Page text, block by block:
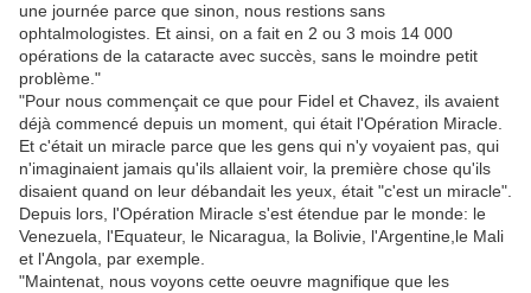
une journée parce que sinon, nous restions sans
ophtalmologistes. Et ainsi, on a fait en 2 ou 3 mois 14 000
opérations de la cataracte avec succès, sans le moindre petit
problème."
"Pour nous commençait ce que pour Fidel et Chavez, ils avaient
déjà commencé depuis un moment, qui était l'Opération Miracle.
Et c'était un miracle parce que les gens qui n'y voyaient pas, qui
n'imaginaient jamais qu'ils allaient voir, la première chose qu'ils
disaient quand on leur débandait les yeux, était "c'est un miracle".
Depuis lors, l'Opération Miracle s'est étendue par le monde: le
Venezuela, l'Equateur, le Nicaragua, la Bolivie, l'Argentine,le Mali
et l'Angola, par exemple.
"Maintenat, nous voyons cette oeuvre magnifique que les